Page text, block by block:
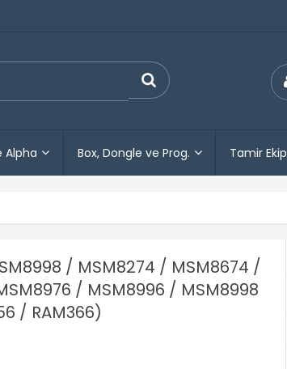
Alpha Box, Dongle ve Prog. Tamir
/ MSM8274 / MSM8674 /
/ MSM8996 / MSM8998
/ RAM366)